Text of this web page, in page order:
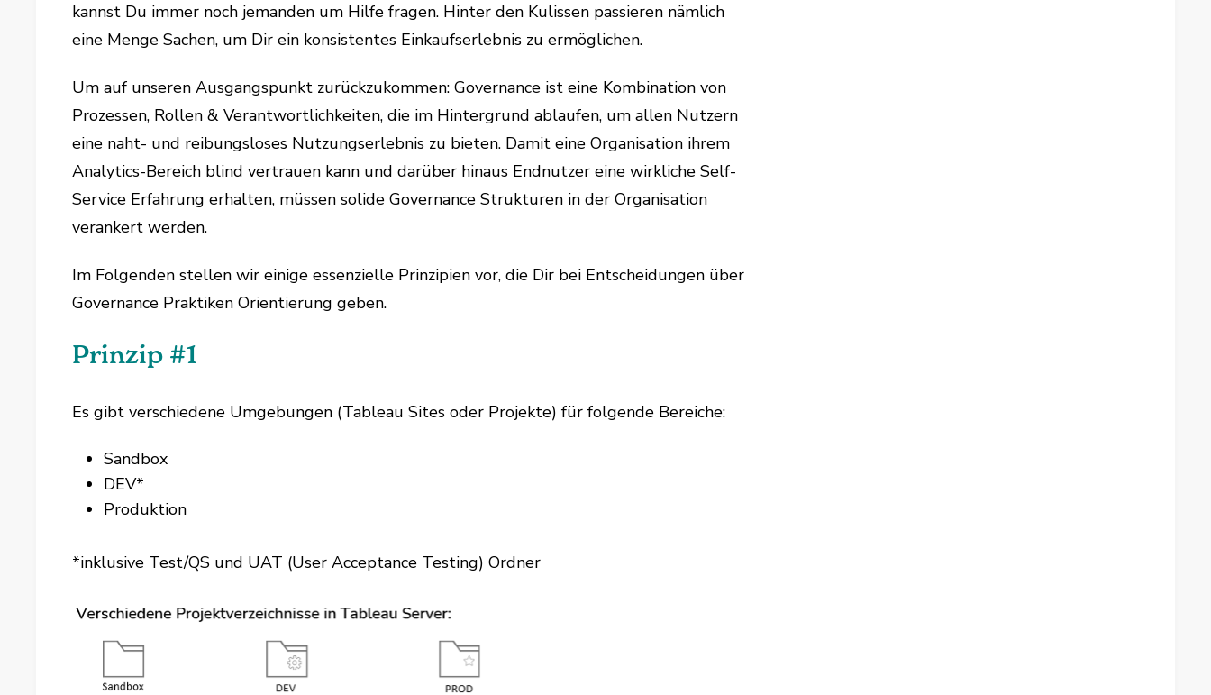
kannst Du immer noch jemanden um Hilfe fragen. Hinter den Kulissen passieren nämlich
eine Menge Sachen, um Dir ein konsistentes Einkaufserlebnis zu ermöglichen.
Um auf unseren Ausgangspunkt zurückzukommen: Governance ist eine Kombination von
Prozessen, Rollen & Verantwortlichkeiten, die im Hintergrund ablaufen, um allen Nutzern
eine naht- und reibungsloses Nutzungserlebnis zu bieten. Damit eine Organisation ihrem
Analytics-Bereich blind vertrauen kann und darüber hinaus Endnutzer eine wirkliche Self-
Service Erfahrung erhalten, müssen solide Governance Strukturen in der Organisation
verankert werden.
Im Folgenden stellen wir einige essenzielle Prinzipien vor, die Dir bei Entscheidungen über
Governance Praktiken Orientierung geben.
Prinzip #1
Es gibt verschiedene Umgebungen (Tableau Sites oder Projekte) für folgende Bereiche:
Sandbox
DEV*
Produktion
*inklusive Test/QS und UAT (User Acceptance Testing) Ordner